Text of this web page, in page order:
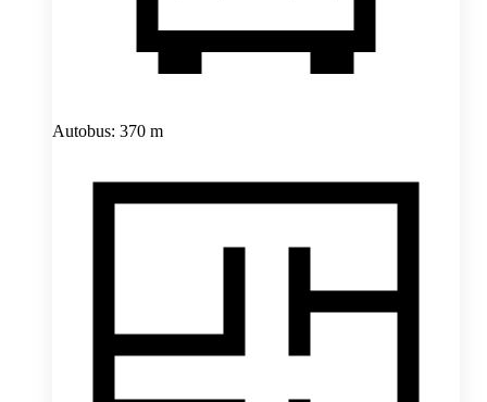
Autobus: 370 m